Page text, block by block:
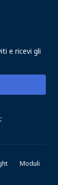
e ricevi gli
Moduli